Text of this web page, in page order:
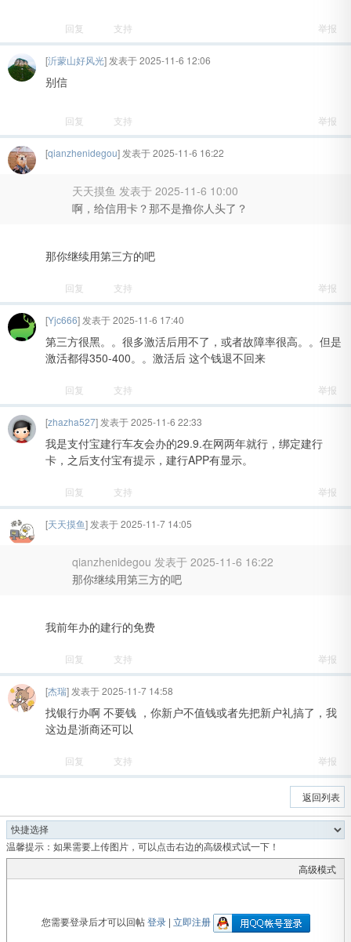
回复 支持 举报
[沂蒙山好风光] 发表于 2025-11-6 12:06
别信
回复 支持 举报
[qianzhenidegou] 发表于 2025-11-6 16:22
天天摸鱼 发表于 2025-11-6 10:00
啊，给信用卡？那不是撸你人头了？
那你继续用第三方的吧
回复 支持 举报
[Yjc666] 发表于 2025-11-6 17:40
第三方很黑。。很多激活后用不了，或者故障率很高。。但是
激活都得350-400。。激活后 这个钱退不回来
回复 支持 举报
[zhazha527] 发表于 2025-11-6 22:33
我是支付宝建行车友会办的29.9.在网两年就行，绑定建行
卡，之后支付宝有提示，建行APP有显示。
回复 支持 举报
[天天摸鱼] 发表于 2025-11-7 14:05
qianzhenidegou 发表于 2025-11-6 16:22
那你继续用第三方的吧
我前年办的建行的免费
回复 支持 举报
[杰瑞] 发表于 2025-11-7 14:58
找银行办啊 不要钱 ，你新户不值钱或者先把新户礼搞了，我
这边是浙商还可以
回复 支持 举报
返回列表
温馨提示：如果需要上传图片，可以点击右边的高级模式试一下！
高级模式
您需要登录后才可以回帖登录| 立即注册